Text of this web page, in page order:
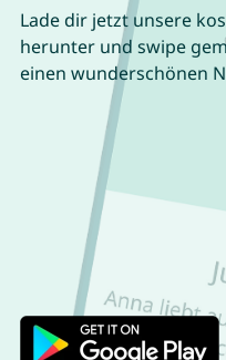
Lade dir jetzt unsere
herunter und swipe
einen wunderschönen